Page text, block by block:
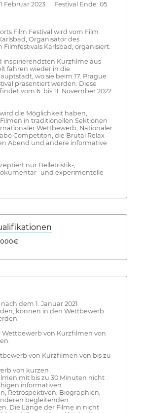
Februar 2023 Festival Ende: 05
Film Festival wird vom Film
Organisator des
Karlsbad, organisiert.
inspirierendsten Kurzfilme aus
fahren wieder in die
wo sie beim 17. Prague
präsentiert werden. Diese
vom 6. bis 11. November 2022
die Möglichkeit haben,
in traditionellen Sektionen
Wettbewerb, Nationaler
Competiton, die Brutal Relax
Abend und andere informative
nur Belletristik-,
und experimentelle
dem 1. Januar 2021
können in den Wettbewerb
von Kurzfilmen von
von Kurzfilmen von bis zu
von kurzen
mit bis zu 30 Minuten nicht
informativen
Retrospektiven, Biographien,
begleitenden
Die Länge der Filme in nicht